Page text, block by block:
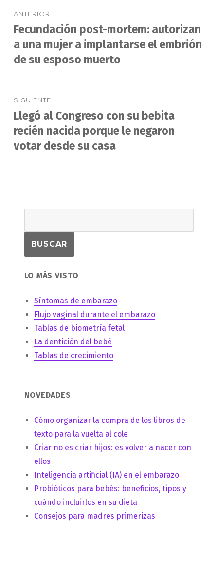
de
entradas
ANTERIOR
Entrada
anterior:
Fecundación post-mortem: autorizan
a una mujer a implantarse el embrión
de su esposo muerto
SIGUIENTE
Entrada
siguiente:
Llegó al Congreso con su bebita
recién nacida porque le negaron
votar desde su casa
LO MÁS VISTO
Síntomas de embarazo
Flujo vaginal durante el embarazo
Tablas de biometría fetal
La dentición del bebé
Tablas de crecimiento
NOVEDADES
Cómo organizar la compra de los libros de
texto para la vuelta al cole
Criar no es criar hijos: es volver a nacer con
ellos
Inteligencia artificial (IA) en el embarazo
Probióticos para bebés: beneficios, tipos y
cuándo incluirlos en su dieta
Consejos para madres primerizas